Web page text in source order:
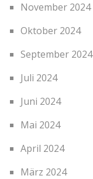
November 2024
Oktober 2024
September 2024
Juli 2024
Juni 2024
Mai 2024
April 2024
März 2024